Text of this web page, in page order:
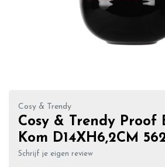
Cosy & Trendy
Cosy & Trendy Proof
Kom D14XH6,2CM
Schrijf je eigen review